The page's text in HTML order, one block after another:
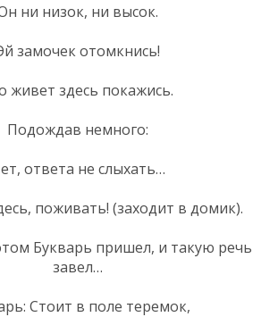
ни низок, ни высок.
замочек отомкнись!
живет здесь покажись.
Подождав немного:
ответа не слыхать…
поживать! (заходит в домик).
Букварь пришел, и такую речь
завел…
Стоит в поле теремок,